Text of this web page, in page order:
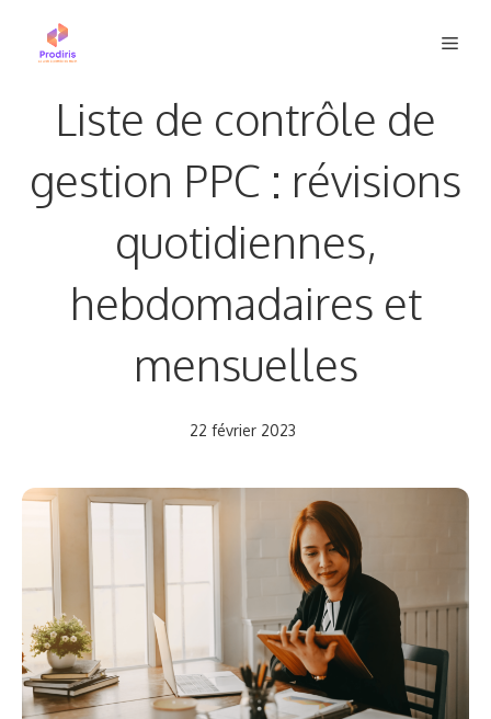
Liste de contrôle de
gestion PPC : révisions
quotidiennes,
hebdomadaires et
mensuelles
22 février 2023